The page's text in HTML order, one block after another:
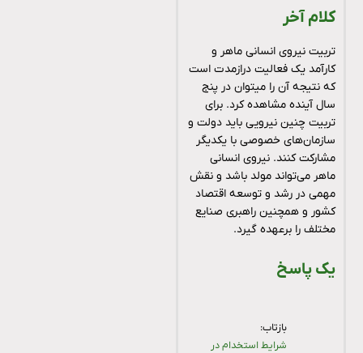
کلام آخر
تربیت نیروی انسانی ماهر و
کارآمد یک فعالیت درازمدت است
که نتیجه آن را میتوان در پنج
سال آینده مشاهده کرد. برای
تربیت چنین نیرویی باید دولت و
سازمان‌های خصوصی با یکدیگر
مشارکت کنند. نیروی انسانی
ماهر می‌تواند مولد باشد و نقش
مهمی در رشد و توسعه اقتصاد
کشور و همچنین راهبری صنایع
مختلف را برعهده گیرد.
یک پاسخ
بازتاب:
شرایط استخدام در